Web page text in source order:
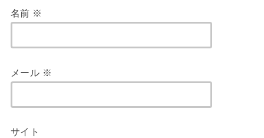
名前 ※
メール ※
サイト